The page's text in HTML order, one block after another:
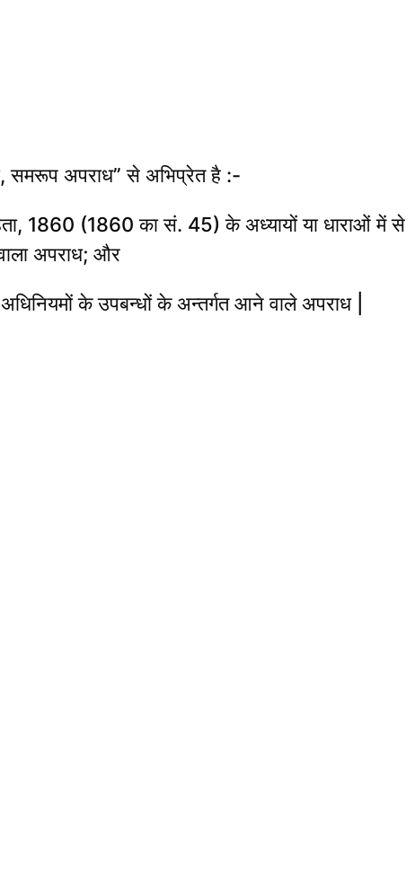
समरूप अपराध” से अभिप्रेत है :-
1860 (1860 का सं. 45) के अध्यायों या धाराओं में से
अपराध; और
के उपबन्धों के अन्तर्गत आने वाले अपराध |